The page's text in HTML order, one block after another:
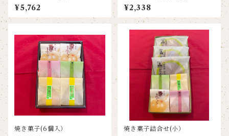
¥5,762 ¥2,338
焼き菓子(6個入） 焼き菓子詰合せ(小）